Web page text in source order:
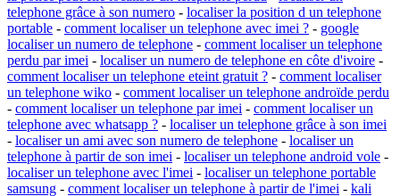
telephone grâce à son numero - localiser la position d un telephone
portable - comment localiser un telephone avec imei ? - google
localiser un numero de telephone - comment localiser un telephone
perdu par imei - localiser un numero de telephone en côte d'ivoire -
comment localiser un telephone eteint gratuit ? - comment localiser
un telephone wiko - comment localiser un telephone androïde perdu
- comment localiser un telephone par imei - comment localiser un
telephone avec whatsapp ? - localiser un telephone grâce à son imei
- localiser un ami avec son numero de telephone - localiser un
telephone à partir de son imei - localiser un telephone android vole -
localiser un telephone avec l'imei - localiser un telephone portable
samsung - comment localiser un telephone à partir de l'imei - kali